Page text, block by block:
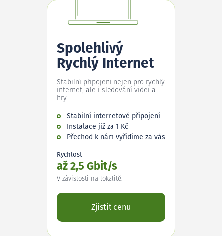
Spolehlivý
Rychlý Internet
Stabilní připojení nejen pro rychlý
internet, ale i sledování videí a
hry.
Stabilní internetové připojení
Instalace již za 1 Kč
Přechod k nám vyřídíme za vás
Rychlost
až 2,5 Gbit/s
V závislosti na lokalitě.
Zjistit cenu